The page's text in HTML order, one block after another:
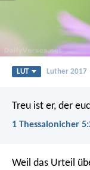
LUT Luther 2017
Treu ist er, der
1 Thessalonicher
Weil das Urteil